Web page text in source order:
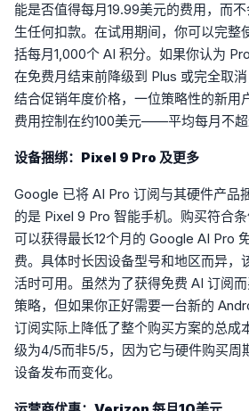
能是否值得每月19.99美元的费用，而
生任何扣款。在试用期间，你可以完整
括每月1,000个 AI 积分。如果你认为
在免费月结束前降级到 Plus 或完全取消
结合促销年度价格，一位策略性的新用
费用控制在约100美元——平均每月不超
设备捆绑：Pixel 9 Pro 及更多
Google 已将 AI Pro 订阅与其硬件产品
的是 Pixel 9 Pro 智能手机。购买符合
可以获得最长12个月的 Google AI Pro
费。具体时长因设备型号和地区而异，
活时可用。虽然为了获得免费 AI 订阅
策略，但如果你正好需要一台新的
订阅实际上降低了整个购买方案的总成
级为4/5而非5/5，因为它与硬件购买周
设备发布而变化。